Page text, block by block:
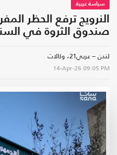
سياسة عربية
النرويج ترفع الحظر
صندوق الثروة في
لندن – عربي21، وكالات
14-Apr-26 09:05 PM